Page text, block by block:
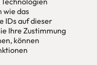
wie das
IDs auf dieser
Ihre Zustimmung
können